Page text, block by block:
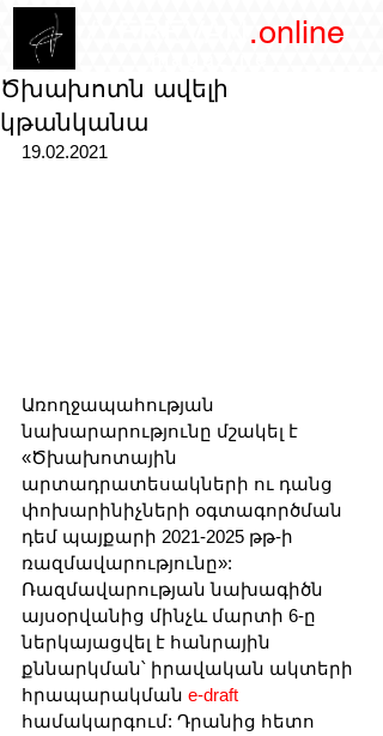
.online
Ծխախոտն ավելի
կթանկանա
19.02.2021
Առողջապահության
նախարարությունը մշակել է
«Ծխախոտային
արտադրատեսակների ու դանց
փոխարինիչների օգտագործման
դեմ պայքարի 2021-2025 թթ-ի
ռազմավարությունը»:
Ռազմավարության նախագիծն
այսօրվանից մինչև մարտի 6-ը
ներկայացվել է հանրային
քննարկման՝ իրավական ակտերի
հրապարակման e-draft
համակարգում: Դրանից հետո